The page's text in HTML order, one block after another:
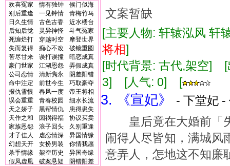
欢喜冤家 情有独钟
候门似海
别后重逢
一见钟情
青梅竹马
日久生情
古色古香
近水楼台
后知后觉
灵异神怪
斗气冤家
死缠烂打
穿越时空
摩登世界
失而复得
痴心不改
破镜重圆
苦尽甘来
误打误撞
暗恋成真
豪门世家
江湖恩怨
弄假成真
公司恋情
清新隽永
阴差阳错
命中注定
前世今生
巧取豪夺
报仇雪恨
春风一度
帝王将相
误会重重
青春校园
细水长流
天之娇子
黑帮情仇
患得患失
天作之和
因祸得福
协议买卖
家族恩怨
浪子回头
久别重逢
才子佳人
虐恋情深
异国情缘
幻想天开
女扮男装
你情我愿
杀手情缘
架空历史
异国奇缘
假凤虚凰
破案悬疑
阴错阳差
文案暂缺
[主要人物: 轩辕泓风
将相]
[时代背景: 古代,架空]
3] [人气: 0] [
3. 《宣妃》
- 下堂妃
皇后竟在大婚前「失
闹得人尽皆知，满城
意弄人，怎地这不知